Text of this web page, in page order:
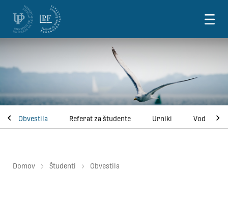
Skoči na vsebino
Obvestila Referat za študente Urniki Vodnik za
Domov Študenti Obvestila